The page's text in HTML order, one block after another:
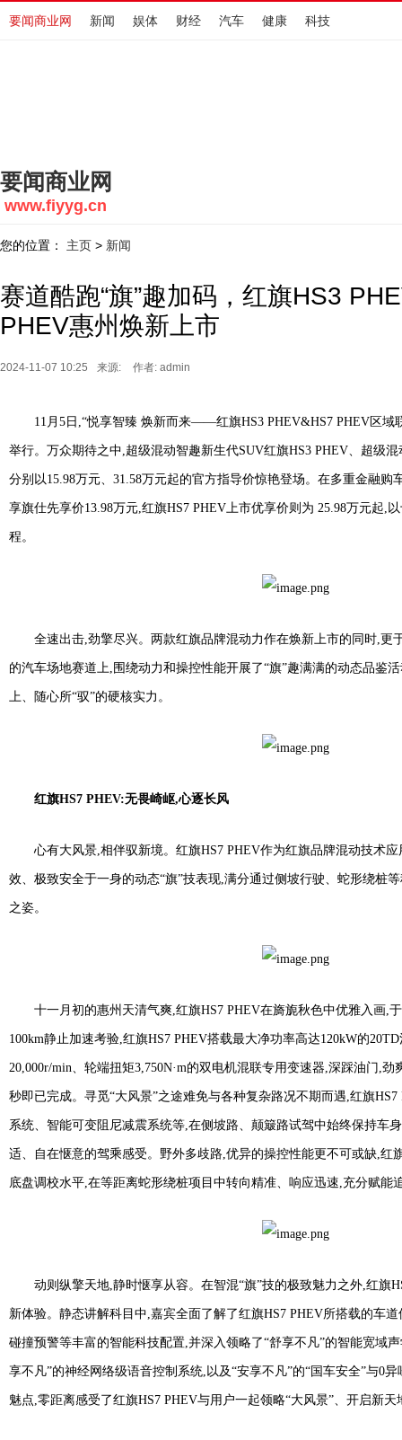
要闻商业网 新闻 娱体 财经 汽车 健康 科技
要闻商业网
www.fiyyg.cn
您的位置： 主页 > 新闻
赛道酷跑“旗”趣加码，红旗HS3
PHEV惠州焕新上市
2024-11-07 10:25 来源: 作者: admin
11月5日,“悦享智臻 焕新而来——红旗HS3 PHEV&HS7 PHEV区域
举行。万众期待之中,超级混动智趣新生代SUV红旗HS3 PHEV、超级
分别以15.98万元、31.58万元起的官方指导价惊艳登场。在多重金融购
享旗仕先享价13.98万元,红旗HS7 PHEV上市优享价则为 25.98万元起,
程。
全速出击,劲擎尽兴。两款红旗品牌混动力作在焕新上市的同时,更
的汽车场地赛道上,围绕动力和操控性能开展了“旗”趣满满的动态品鉴
上、随心所“驭”的硬核实力。
红旗HS7 PHEV:无畏崎岖,心逐长风
心有大风景,相伴驭新境。红旗HS7 PHEV作为红旗品牌混动技术
效、极致安全于一身的动态“旗”技表现,满分通过侧坡行驶、蛇形绕桩
之姿。
十一月初的惠州天清气爽,红旗HS7 PHEV在旖旎秋色中优雅入画,
100km静止加速考验,红旗HS7 PHEV搭载最大净功率高达120kW的
20,000r/min、轮端扭矩3,750N·m的双电机混联专用变速器,深踩油门,
秒即已完成。寻觅“大风景”之途难免与各种复杂路况不期而遇,红旗
系统、智能可变阻尼减震系统等,在侧坡路、颠簸路试驾中始终保持车
适、自在惬意的驾乘感受。野外多歧路,优异的操控性能更不可或缺,红
底盘调校水平,在等距离蛇形绕桩项目中转向精准、响应迅速,充分赋能
动则纵擎天地,静时惬享从容。在智混“旗”技的极致魅力之外,红旗
新体验。静态讲解科目中,嘉宾全面了解了红旗HS7 PHEV所搭载的车
碰撞预警等丰富的智能科技配置,并深入领略了“舒享不凡”的智能宽域
享不凡”的神经网络级语音控制系统,以及“安享不凡”的“国车安全”与0
魅点,零距离感受了红旗HS7 PHEV与用户一起领略“大风景”、开启新天